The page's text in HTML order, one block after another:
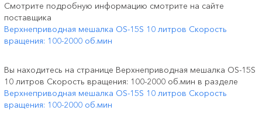
Смотрите подробную информацию смотрите на сайте
поставщика
Верхнеприводная мешалка ОS-15S 10 литров Скорость
вращения: 100-2000 об.мин
Вы находитесь на странице Верхнеприводная мешалка ОS-15S
10 литров Скорость вращения: 100-2000 об.мин в разделе
Верхнеприводная мешалка ОS-15S 10 литров Скорость
вращения: 100-2000 об.мин